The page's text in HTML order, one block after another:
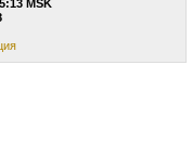
MSK